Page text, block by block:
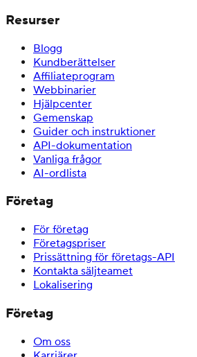
Resurser
Blogg
Kundberättelser
Affiliateprogram
Webbinarier
Hjälpcenter
Gemenskap
Guider och instruktioner
API-dokumentation
Vanliga frågor
AI-ordlista
Företag
För företag
Företagspriser
Prissättning för företags-API
Kontakta säljteamet
Lokalisering
Företag
Om oss